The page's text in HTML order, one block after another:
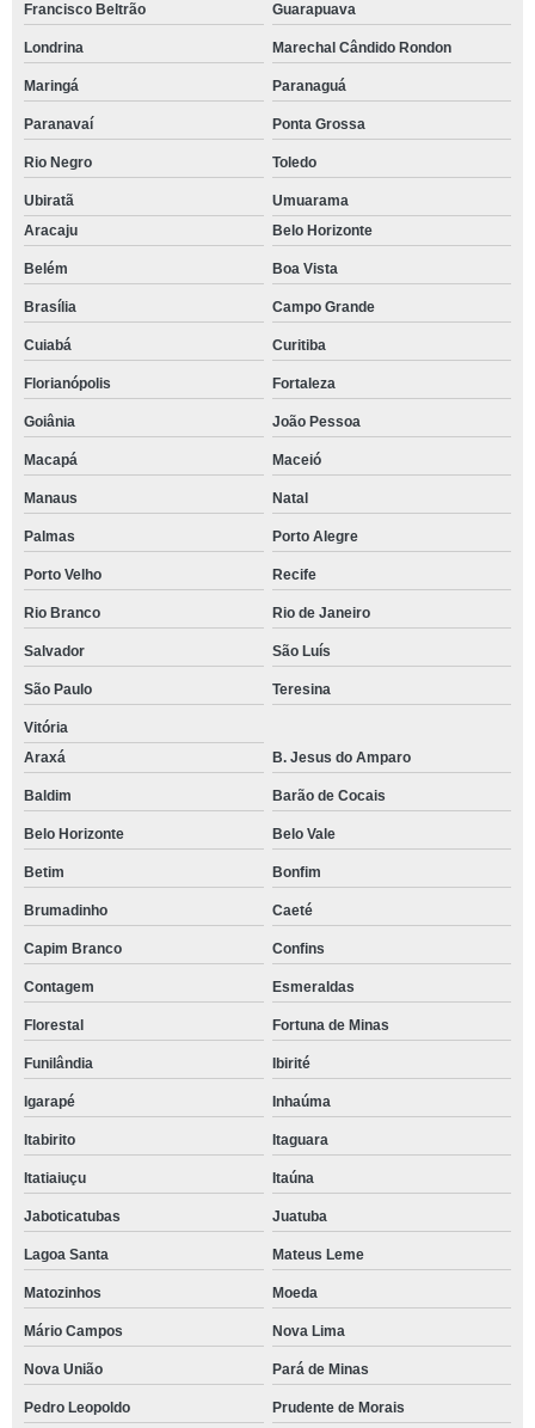
Francisco Beltrão Guarapuava
Londrina Marechal Cândido Rondon
Maringá Paranaguá
Paranavaí Ponta Grossa
Rio Negro Toledo
Ubiratã
Umuarama
Aracaju
Belo Horizonte
Belém Boa Vista
Brasília Campo Grande
Cuiabá Curitiba
Florianópolis Fortaleza
Goiânia João Pessoa
Macapá Maceió
Manaus Natal
Palmas Porto Alegre
Porto Velho Recife
Rio Branco Rio de Janeiro
Salvador São Luís
São Paulo Teresina
Vitória
Araxá
B. Jesus do Amparo
Baldim Barão de Cocais
Belo Horizonte Belo Vale
Betim Bonfim
Brumadinho Caeté
Capim Branco Confins
Contagem Esmeraldas
Florestal Fortuna de Minas
Funilândia Ibirité
Igarapé Inhaúma
Itabirito Itaguara
Itatiaiuçu Itaúna
Jaboticatubas Juatuba
Lagoa Santa Mateus Leme
Matozinhos Moeda
Mário Campos Nova Lima
Nova União Pará de Minas
Pedro Leopoldo Prudente de Morais